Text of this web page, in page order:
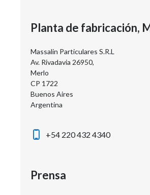
Planta de fabricación,
Massalin Particulares S.R.L
Av. Rivadavia 26950,
Merlo
CP 1722
Buenos Aires
Argentina
+54 220 432 4340
Prensa